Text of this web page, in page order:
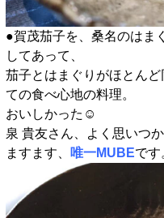
●賀茂茄子を、桑名のはま
してあって、
茄子とはまぐりがほとん
ての食べ心地の料理。
おいしかった☺️
泉 貴友さん、よく思いつ
ますます、
唯一MUBEです